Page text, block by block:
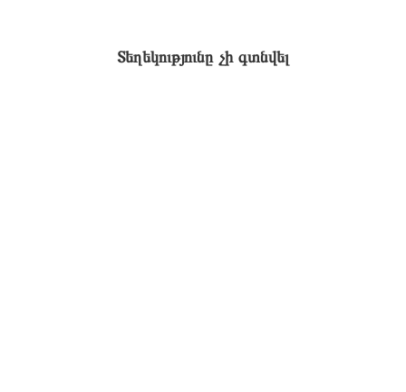
Տեղեկությունը չի գտնվել